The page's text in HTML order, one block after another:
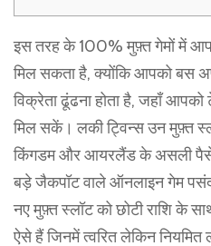
इस तरह के 100% मुफ़्त गेमों में
मिल सकता है, क्योंकि आपको बस
विक्रेता ढूंढना होता है, जहाँ
मिल सकें। लकी ट्विन्स उन मुफ़्त
किंगडम और आयरलैंड के असली पैसे
बड़े जैकपॉट वाले ऑनलाइन गेम
नए मुफ़्त स्लॉट को छोटी राशि
ऐसे हैं जिनमें त्वरित लेकिन